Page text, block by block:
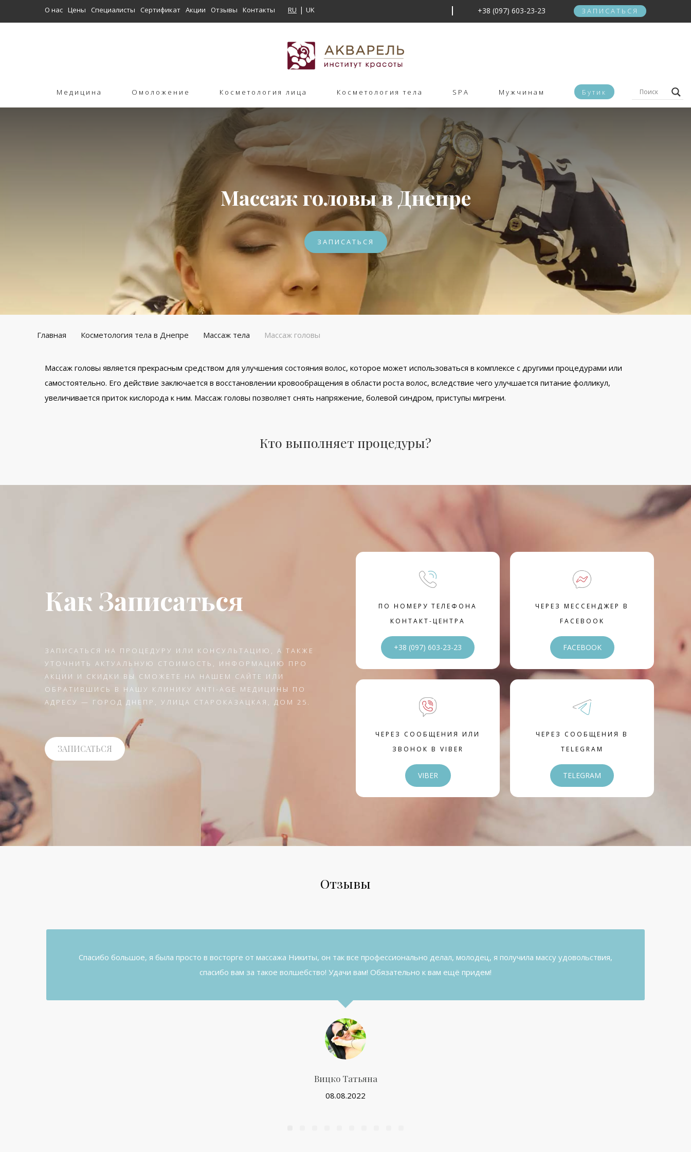
О нас Цены Специалисты Сертификат Акции Отзывы Контакты RU UK +38 (097) 603-23-23 ЗАПИСАТЬСЯ
Медицина Омоложение Косметология лица Косметология тела SPA Мужчинам Бутик
Массаж головы в Днепре
ЗАПИСАТЬСЯ
Главная Косметология тела в Днепре Массаж тела Массаж головы
Массаж головы является прекрасным средством для улучшения состояния волос, которое может использоваться в комплексе с другими процедурами или
самостоятельно. Его действие заключается в восстановлении кровообращения в области роста волос, вследствие чего улучшается питание фолликул,
увеличивается приток кислорода к ним. Массаж головы позволяет снять напряжение, болевой синдром, приступы мигрени.
Кто выполняет процедуры?
Как Записаться
ЗАПИСАТЬСЯ НА ПРОЦЕДУРУ ИЛИ КОНСУЛЬТАЦИЮ, А ТАКЖЕ
УТОЧНИТЬ АКТУАЛЬНУЮ СТОИМОСТЬ, ИНФОРМАЦИЮ ПРО
АКЦИИ И СКИДКИ ВЫ СМОЖЕТЕ НА НАШЕМ САЙТЕ ИЛИ
ОБРАТИВШИСЬ В НАШУ КЛИНИКУ ANTI-AGE МЕДИЦИНЫ ПО
АДРЕСУ — ГОРОД ДНЕПР, УЛИЦА СТАРОКАЗАЦКАЯ, ДОМ 25.
ЗАПИСАТЬСЯ
ПО НОМЕРУ ТЕЛЕФОНА
КОНТАКТ-ЦЕНТРА
+38 (097) 603-23-23
ЧЕРЕЗ СООБЩЕНИЯ ИЛИ
ЗВОНОК В VIBER
VIBER
ЧЕРЕЗ МЕССЕНДЖЕР В
FACEBOOK
FACEBOOK
ЧЕРЕЗ СООБЩЕНИЯ В
TELEGRAM
TELEGRAM
Отзывы
Спасибо большое, я была просто в восторге от массажа Никиты, он так все профессионально делал, молодец, я получила массу удовольствия,
спасибо вам за такое волшебство! Удачи вам! Обязательно к вам ещё придем!
Вицко Татьяна
08.08.2022